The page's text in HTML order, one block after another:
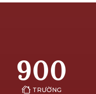
900
TRƯỜNG